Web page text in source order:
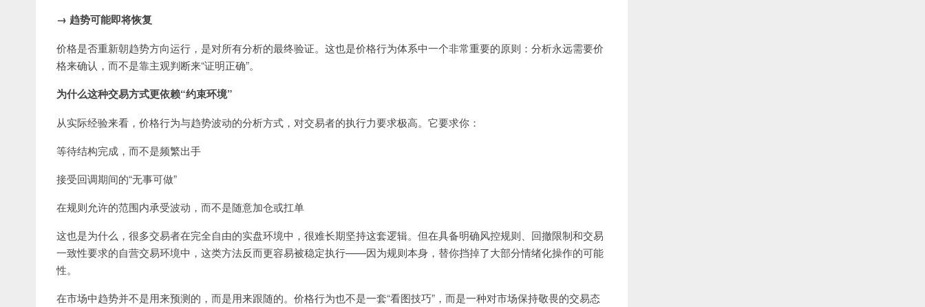
→ 趋势可能即将恢复
价格是否重新朝趋势方向运行，是对所有分析的最终验证。这也是价格行为体系中一个非常重要的原则：分析永远需要价
格来确认，而不是靠主观判断来“证明正确”。
为什么这种交易方式更依赖“约束环境”
从实际经验来看，价格行为与趋势波动的分析方式，对交易者的执行力要求极高。它要求你：
等待结构完成，而不是频繁出手
接受回调期间的“无事可做”
在规则允许的范围内承受波动，而不是随意加仓或扛单
这也是为什么，很多交易者在完全自由的实盘环境中，很难长期坚持这套逻辑。但在具备明确风控规则、回撤限制和交易
一致性要求的自营交易环境中，这类方法反而更容易被稳定执行——因为规则本身，替你挡掉了大部分情绪化操作的可能
性。
在市场中趋势并不是用来预测的，而是用来跟随的。价格行为也不是一套“看图技巧”，而是一种对市场保持敬畏的交易态